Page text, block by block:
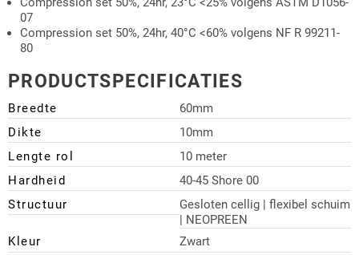
07
Compression set 50%, 24hr, 40°C <60% volgens NF R 99211-
80
PRODUCTSPECIFICATIES
Breedte
60mm
Dikte
10mm
Lengte rol
10 meter
Hardheid
40-45 Shore 00
Structuur
Gesloten cellig | flexibel schuim
| NEOPREEN
Kleur
Zwart